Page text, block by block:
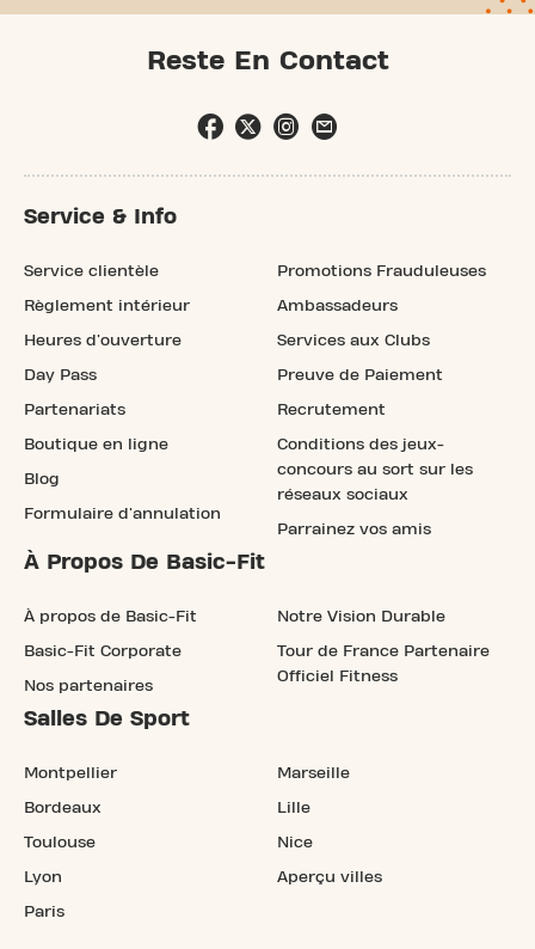
Reste En Contact
Service & Info
Service clientèle
Règlement intérieur
Heures d'ouverture
Day Pass
Partenariats
Boutique en ligne
Blog
Formulaire d'annulation
Promotions Frauduleuses
Ambassadeurs
Services aux Clubs
Preuve de Paiement
Recrutement
Conditions des jeux-
concours au sort sur les
réseaux sociaux
Parrainez vos amis
À Propos De Basic-Fit
À propos de Basic-Fit
Basic-Fit Corporate
Nos partenaires
Notre Vision Durable
Tour de France Partenaire
Officiel Fitness
Salles De Sport
Montpellier
Bordeaux
Toulouse
Lyon
Paris
Marseille
Lille
Nice
Aperçu villes